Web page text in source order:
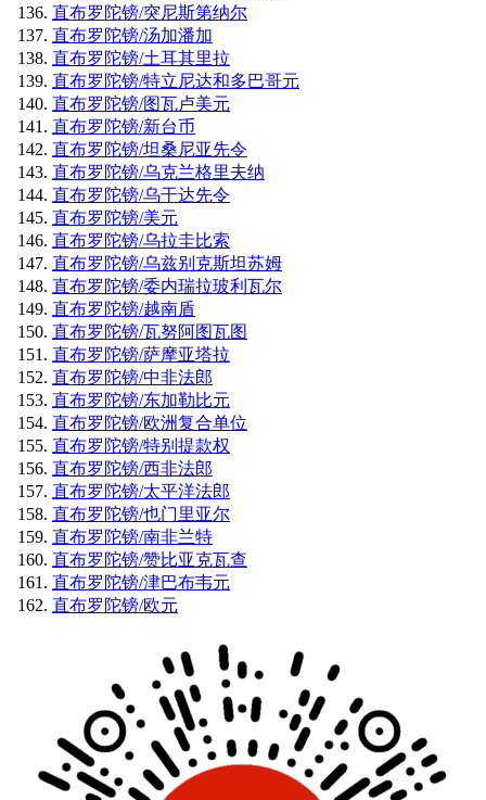
直布罗陀镑/突尼斯第纳尔
直布罗陀镑/汤加潘加
直布罗陀镑/土耳其里拉
直布罗陀镑/特立尼达和多巴哥元
直布罗陀镑/图瓦卢美元
直布罗陀镑/新台币
直布罗陀镑/坦桑尼亚先令
直布罗陀镑/乌克兰格里夫纳
直布罗陀镑/乌干达先令
直布罗陀镑/美元
直布罗陀镑/乌拉圭比索
直布罗陀镑/乌兹别克斯坦苏姆
直布罗陀镑/委内瑞拉玻利瓦尔
直布罗陀镑/越南盾
直布罗陀镑/瓦努阿图瓦图
直布罗陀镑/萨摩亚塔拉
直布罗陀镑/中非法郎
直布罗陀镑/东加勒比元
直布罗陀镑/欧洲复合单位
直布罗陀镑/特别提款权
直布罗陀镑/西非法郎
直布罗陀镑/太平洋法郎
直布罗陀镑/也门里亚尔
直布罗陀镑/南非兰特
直布罗陀镑/赞比亚克瓦查
直布罗陀镑/津巴布韦元
直布罗陀镑/欧元